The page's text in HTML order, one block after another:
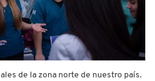
de la zona norte de nuestro país.